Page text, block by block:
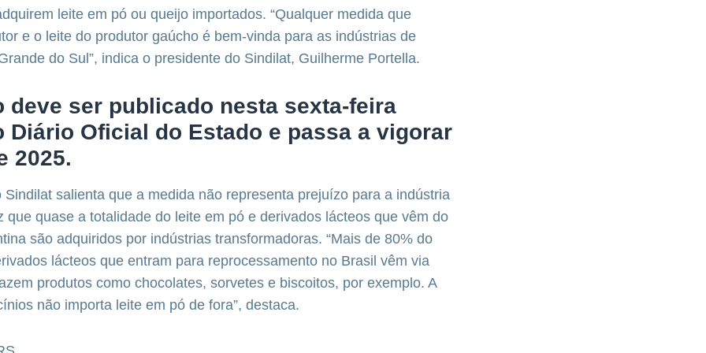
leite em pó ou queijo importados. “Qualquer medida que
e o leite do produtor gaúcho é bem-vinda para as indústrias de
do Sul”, indica o presidente do Sindilat, Guilherme Portella.
deve ser publicado nesta sexta-feira
Diário Oficial do Estado e passa a vigorar
2025.
Sindilat salienta que a medida não representa prejuízo para a indústria
que quase a totalidade do leite em pó e derivados lácteos que vêm do
são adquiridos por indústrias transformadoras. “Mais de 80% do
lácteos que entram para reprocessamento no Brasil vêm via
produtos como chocolates, sorvetes e biscoitos, por exemplo. A
não importa leite em pó de fora”, destaca.